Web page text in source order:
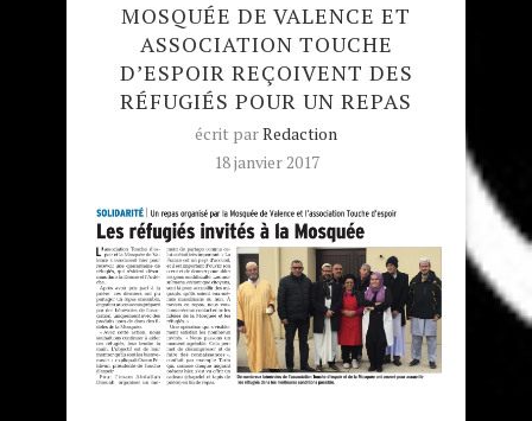
MOSQUÉE DE VALENCE ET
ASSOCIATION TOUCHE
D’ESPOIR REÇOIVENT DES
RÉFUGIÉS POUR UN REPAS
écrit parRedaction
18 janvier 2017